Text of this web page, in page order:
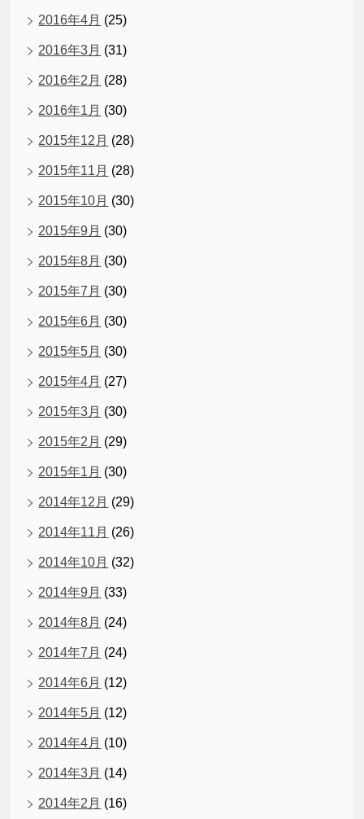
2016年4月 (25)
2016年3月 (31)
2016年2月 (28)
2016年1月 (30)
2015年12月 (28)
2015年11月 (28)
2015年10月 (30)
2015年9月 (30)
2015年8月 (30)
2015年7月 (30)
2015年6月 (30)
2015年5月 (30)
2015年4月 (27)
2015年3月 (30)
2015年2月 (29)
2015年1月 (30)
2014年12月 (29)
2014年11月 (26)
2014年10月 (32)
2014年9月 (33)
2014年8月 (24)
2014年7月 (24)
2014年6月 (12)
2014年5月 (12)
2014年4月 (10)
2014年3月 (14)
2014年2月 (16)